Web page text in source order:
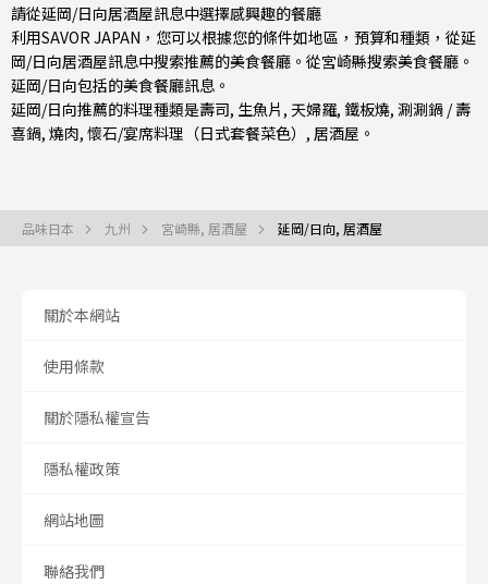
請從延岡/日向居酒屋訊息中選擇感興趣的餐廳
利用SAVOR JAPAN，您可以根據您的條件如地區，預算和種類，從延
岡/日向居酒屋訊息中搜索推薦的美食餐廳。從宮崎縣搜索美食餐廳。
延岡/日向包括的美食餐廳訊息。
延岡/日向推薦的料理種類是壽司, 生魚片 , 天婦羅, 鐵板燒, 涮涮鍋 / 壽
喜鍋, 燒肉, 懷石/宴席料理（日式套餐菜色） , 居酒屋 。
品味日本 九州 宮崎縣, 居酒屋 延岡/日向, 居酒屋
關於本網站
使用條款
關於隱私權宣告
隱私權政策
網站地圖
聯絡我們